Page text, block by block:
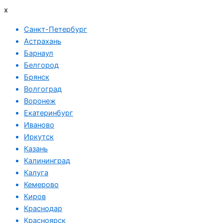
x
Санкт-Петербург
Астрахань
Барнаул
Белгород
Брянск
Волгоград
Воронеж
Екатеринбург
Иваново
Иркутск
Казань
Калининград
Калуга
Кемерово
Киров
Краснодар
Красноярск